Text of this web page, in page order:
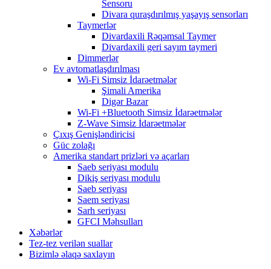
Sensoru
Divara quraşdırılmış yaşayış sensorları
Taymerlər
Divardaxili Rəqəmsal Taymer
Divardaxili geri sayım taymeri
Dimmerlər
Ev avtomatlaşdırılması
Wi-Fi Simsiz İdarəetmələr
Şimali Amerika
Digər Bazar
Wi-Fi +Bluetooth Simsiz İdarəetmələr
Z-Wave Simsiz İdarəetmələr
Çıxış Genişləndiricisi
Güc zolağı
Amerika standart prizləri və açarları
Saeb seriyası modulu
Dikiş seriyası modulu
Saeb seriyası
Saem seriyası
Sarh seriyası
GFCI Məhsulları
Xəbərlər
Tez-tez verilən suallar
Bizimlə əlaqə saxlayın